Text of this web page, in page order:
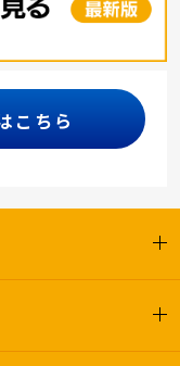
こちら